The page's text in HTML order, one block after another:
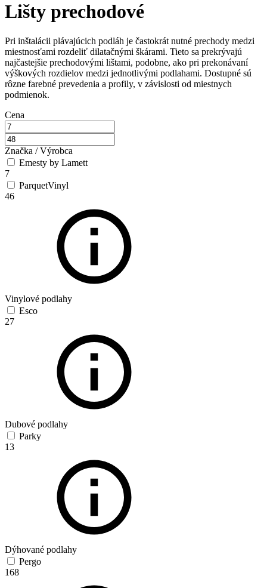
Lišty prechodové
Pri inštalácii plávajúcich podláh je častokrát nutné prechody medzi
miestnosťami rozdeliť dilatačnými škárami. Tieto sa prekrývajú
najčastejšie prechodovými lištami, podobne, ako pri prekonávaní
výškových rozdielov medzi jednotlivými podlahami. Dostupné sú
rôzne farebné prevedenia a profily, v závislosti od miestnych
podmienok.
Cena
Značka / Výrobca
Emesty by Lamett
7
ParquetVinyl
46
Vinylové podlahy
Esco
27
Dubové podlahy
Parky
13
Dýhované podlahy
Pergo
168